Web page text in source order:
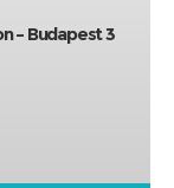
– Budapest 3